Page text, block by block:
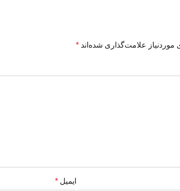
علامت‌گذاری شده‌اند *
ایمیل*